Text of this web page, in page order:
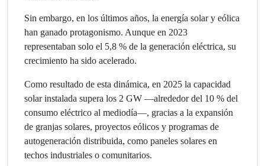
Sin embargo, en los últimos años, la energía solar y eólica
han ganado protagonismo. Aunque en 2023
representaban solo el 5,8 % de la generación eléctrica, su
crecimiento ha sido acelerado.
Como resultado de esta dinámica, en 2025 la capacidad
solar instalada supera los 2 GW —alrededor del 10 % del
consumo eléctrico al mediodía—, gracias a la expansión
de granjas solares, proyectos eólicos y programas de
autogeneración distribuida, como paneles solares en
techos industriales o comunitarios.